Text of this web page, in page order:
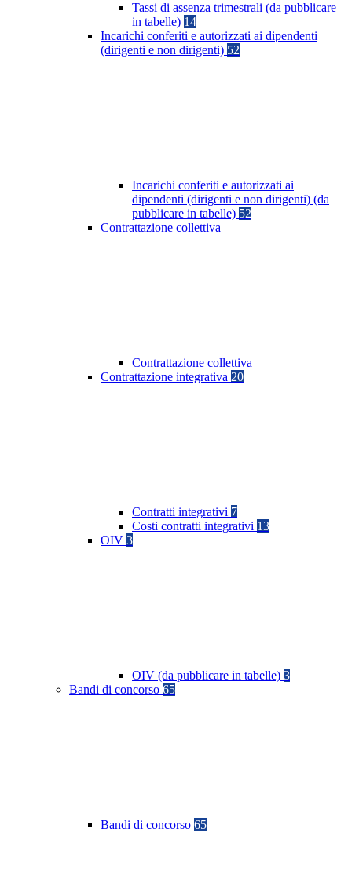
Tassi di assenza trimestrali (da pubblicare
in tabelle) 14
Incarichi conferiti e autorizzati ai dipendenti
(dirigenti e non dirigenti) 52
Incarichi conferiti e autorizzati ai
dipendenti (dirigenti e non dirigenti) (da
pubblicare in tabelle) 52
Contrattazione collettiva
Contrattazione collettiva
Contrattazione integrativa 20
Contratti integrativi 7
Costi contratti integrativi 13
OIV 3
OIV (da pubblicare in tabelle) 3
Bandi di concorso 65
Bandi di concorso 65